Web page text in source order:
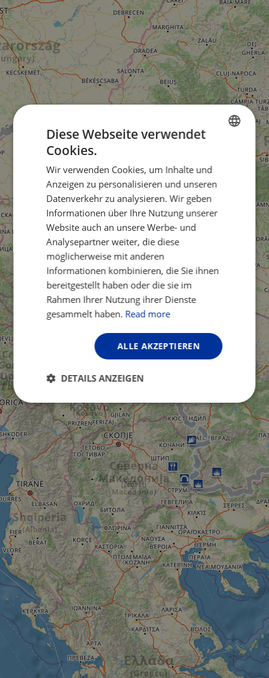
FRENCH
Diese Webseite verwendet
Cookies.
Wir verwenden Cookies, um Inhalte und
Anzeigen zu personalisieren und unseren
Datenverkehr zu analysieren. Wir geben
Informationen über Ihre Nutzung unserer
Website auch an unsere Werbe- und
Analysepartner weiter, die diese
möglicherweise mit anderen
Informationen kombinieren, die Sie ihnen
bereitgestellt haben oder die sie im
Rahmen Ihrer Nutzung ihrer Dienste
gesammelt haben. Read more
ALLE AKZEPTIEREN
DETAILS ANZEIGEN
Unbedingt
erforderlich
Performance
Targeting Funktionalität
Unklassifizierte
Unbedingt erforderlich
Performance
Targeting
Funktionalität Unklassifizierte
Unbedingt erforderliche Cookies ermöglichen
wesentliche Kernfunktionen der Website wie die
Benutzeranmeldung und die Kontoverwaltung.
Ohne die unbedingt erforderlichen Cookies kann
die Website nicht ordnungsgemäß verwendet